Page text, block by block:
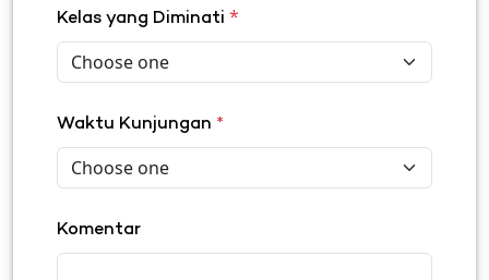
Kelas yang Diminati *
Waktu Kunjungan *
Komentar